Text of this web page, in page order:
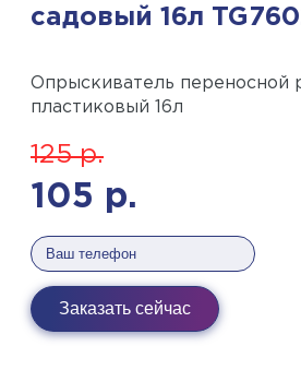
садовый 16л
Опрыскиватель переносной
пластиковый 16л
125р.
105 р.
Заказать сейчас